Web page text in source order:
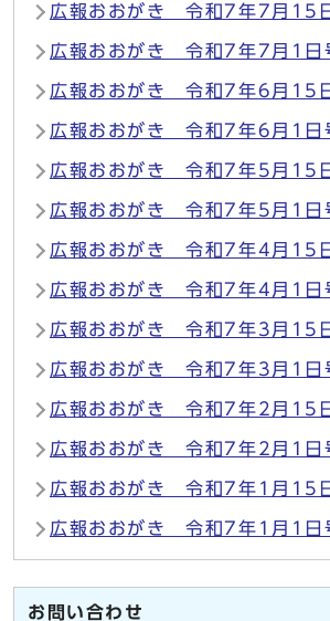
広報おおがき 令和7年7月15
広報おおがき 令和7年7月1日
広報おおがき 令和7年6月15
広報おおがき 令和7年6月1日
広報おおがき 令和7年5月15
広報おおがき 令和7年5月1日
広報おおがき 令和7年4月15
広報おおがき 令和7年4月1日
広報おおがき 令和7年3月15
広報おおがき 令和7年3月1日
広報おおがき 令和7年2月15
広報おおがき 令和7年2月1日
広報おおがき 令和7年1月15
広報おおがき 令和7年1月1日
お問い合わせ